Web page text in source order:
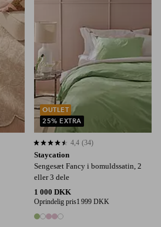
Staycation
Sengesæt Fancy i bomuldssatin, 2
eller 3 dele
1 000 DKK
Oprindelig pris1 999 DKK
5 farver
4,4 baseret på 34 bedømmelser
4,4 (34)
OUTLET
25% EXTRA